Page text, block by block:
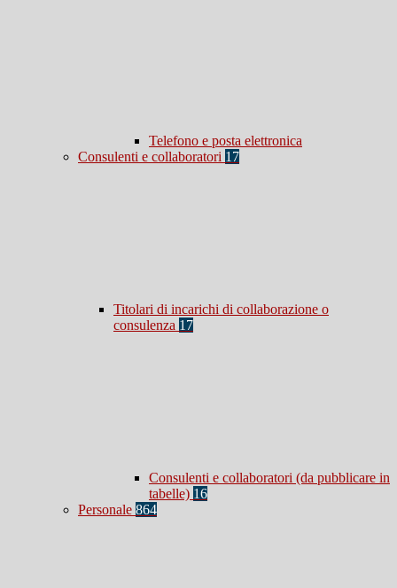
Telefono e posta elettronica
Consulenti e collaboratori 17
Titolari di incarichi di collaborazione o
consulenza 17
Consulenti e collaboratori (da pubblicare in
tabelle) 16
Personale 864